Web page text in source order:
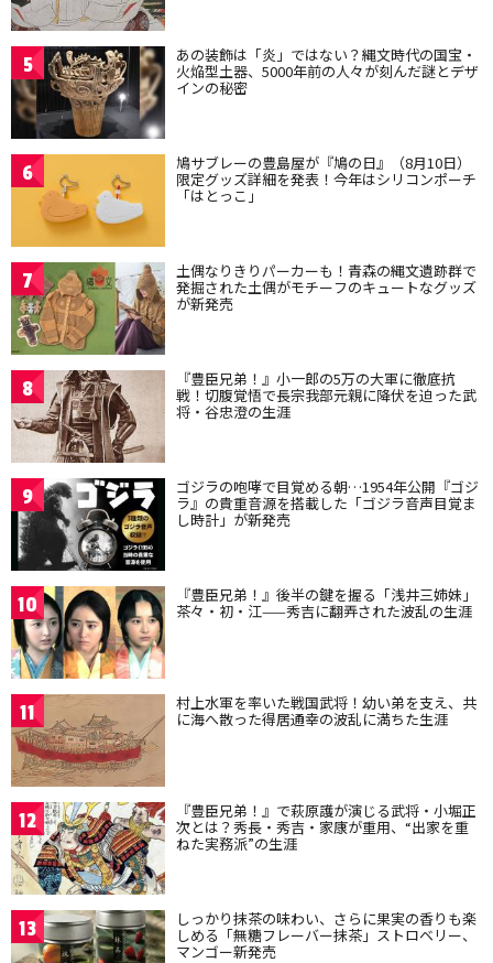
5 あの装飾は「炎」ではない？縄文時代の国宝・
火焔型土器、5000年前の人々が刻んだ謎とデザ
インの秘密
6 鳩サブレーの豊島屋が『鳩の日』（8月10日）
限定グッズ詳細を発表！今年はシリコンポーチ
「はとっこ」
7 土偶なりきりパーカーも！青森の縄文遺跡群で
発掘された土偶がモチーフのキュートなグッズ
が新発売
8 『豊臣兄弟！』小一郎の5万の大軍に徹底抗
戦！切腹覚悟で長宗我部元親に降伏を迫った武
将・谷忠澄の生涯
9 ゴジラの咆哮で目覚める朝…1954年公開『ゴジ
ラ』の貴重音源を搭載した「ゴジラ音声目覚ま
し時計」が新発売
10 『豊臣兄弟！』後半の鍵を握る「浅井三姉妹」
茶々・初・江——秀吉に翻弄された波乱の生涯
11 村上水軍を率いた戦国武将！幼い弟を支え、共
に海へ散った得居通幸の波乱に満ちた生涯
12 『豊臣兄弟！』で萩原護が演じる武将・小堀正
次とは？秀長・秀吉・家康が重用、“出家を重
ねた実務派”の生涯
13 しっかり抹茶の味わい、さらに果実の香りも楽
しめる「無糖フレーバー抹茶」ストロベリー、
マンゴー新発売